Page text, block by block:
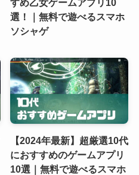
すめ乙女ゲームアプリ10
選！｜無料で遊べるスマホ
ソシャゲ
【2024年最新】超厳選10代
におすすめのゲームアプリ
10選｜無料で遊べるスマホ